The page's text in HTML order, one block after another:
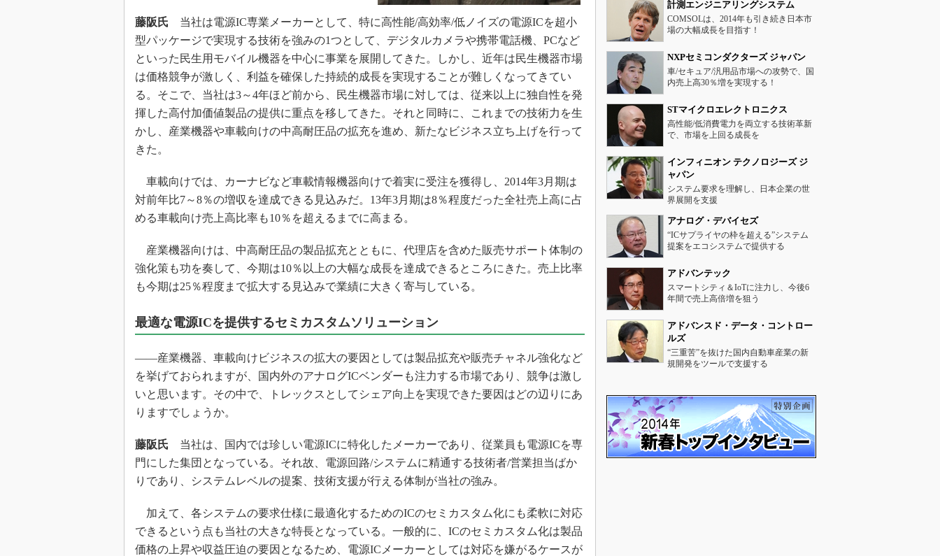
藤阪氏 当社は電源IC専業メーカーとして、特に高性能/高効率/低ノイズの電源ICを超小
型パッケージで実現する技術を強みの1つとして、デジタルカメラや携帯電話機、PCなど
といった民生用モバイル機器を中心に事業を展開してきた。しかし、近年は民生機器市場
は価格競争が激しく、利益を確保した持続的成長を実現することが難しくなってきてい
る。そこで、当社は3～4年ほど前から、民生機器市場に対しては、従来以上に独自性を発
揮した高付加価値製品の提供に重点を移してきた。それと同時に、これまでの技術力を生
かし、産業機器や車載向けの中高耐圧品の拡充を進め、新たなビジネス立ち上げを行って
きた。
車載向けでは、カーナビなど車載情報機器向けで着実に受注を獲得し、2014年3月期は
対前年比7～8％の増収を達成できる見込みだ。13年3月期は8％程度だった全社売上高に占
める車載向け売上高比率も10％を超えるまでに高まる。
産業機器向けは、中高耐圧品の製品拡充とともに、代理店を含めた販売サポート体制の
強化策も功を奏して、今期は10％以上の大幅な成長を達成できるところにきた。売上比率
も今期は25％程度まで拡大する見込みで業績に大きく寄与している。
最適な電源ICを提供するセミカスタムソリューション
――産業機器、車載向けビジネスの拡大の要因としては製品拡充や販売チャネル強化など
を挙げておられますが、国内外のアナログICベンダーも注力する市場であり、競争は激し
いと思います。その中で、トレックスとしてシェア向上を実現できた要因はどの辺りにあ
りますでしょうか。
藤阪氏 当社は、国内では珍しい電源ICに特化したメーカーであり、従業員も電源ICを専
門にした集団となっている。それ故、電源回路/システムに精通する技術者/営業担当ばか
りであり、システムレベルの提案、技術支援が行える体制が当社の強み。
加えて、各システムの要求仕様に最適化するためのICのセミカスタム化にも柔軟に対応
できるという点も当社の大きな特長となっている。一般的に、ICのセミカスタム化は製品
価格の上昇や収益圧迫の要因となるため、電源ICメーカーとしては対応を嫌がるケースが
計測エンジニアリングシステム
COMSOLは、2014年も引き続き日本市
場の大幅成長を目指す！
NXPセミコンダクターズ ジャパン
車/セキュア/汎用品市場への攻勢で、国
内売上高30％増を実現する！
STマイクロエレクトロニクス
高性能/低消費電力を両立する技術革新
で、市場を上回る成長を
インフィニオン テクノロジーズ ジ
ャパン
システム要求を理解し、日本企業の世
界展開を支援
アナログ・デバイセズ
“ICサプライヤの枠を超える”システム
提案をエコシステムで提供する
アドバンテック
スマートシティ＆IoTに注力し、今後6
年間で売上高倍増を狙う
アドバンスド・データ・コントロー
ルズ
“三重苦”を抜けた国内自動車産業の新
規開発をツールで支援する